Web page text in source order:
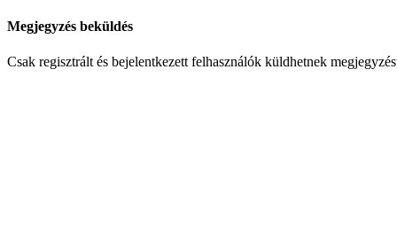
Megjegyzés beküldés
Csak regisztrált és bejelentkezett felhasználók küldhetnek